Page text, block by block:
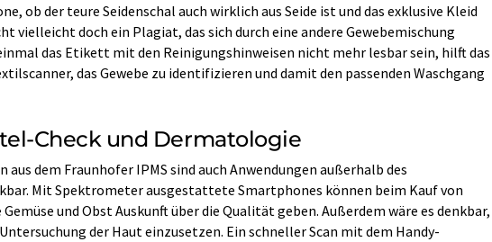
ob der teure Seidenschal auch wirklich aus Seide ist und das exklusive Kleid
vielleicht doch ein Plagiat, das sich durch eine andere Gewebemischung
das Etikett mit den Reinigungshinweisen nicht mehr lesbar sein, hilft das
das Gewebe zu identifizieren und damit den passenden Waschgang
Check und Dermatologie
aus dem Fraunhofer IPMS sind auch Anwendungen außerhalb des
Mit Spektrometer ausgestattete Smartphones können beim Kauf von
und Obst Auskunft über die Qualität geben. Außerdem wäre es denkbar,
der Haut einzusetzen. Ein schneller Scan mit dem Handy-